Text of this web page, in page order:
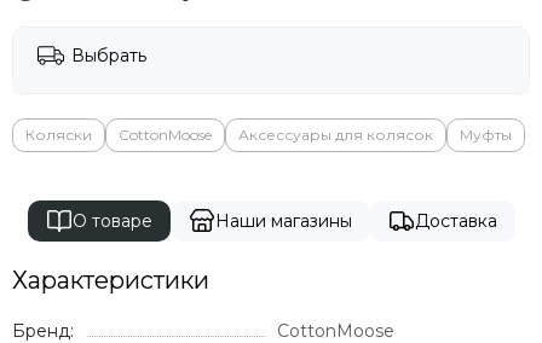
Mima
Momcozy
Moon
Mr Sandman
Noordi
Nuna
Offspring
Organic Factory
Выбрать
Коляски CottonMoose Аксессуары для колясок Муфты
О товаре Наши магазины Доставка
Характеристики
Бренд:
CottonMoose